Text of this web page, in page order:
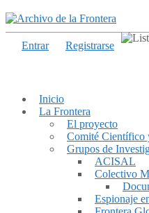
Inicio
La Frontera
El proyecto
Comité Científico
Grupos de
ACISAL
Colectivo
Espionaje
Entrar Registrarse